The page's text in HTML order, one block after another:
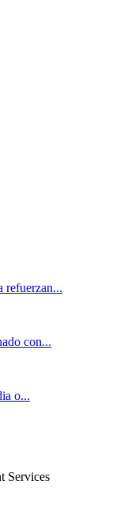
refuerzan...
con...
o...
Services